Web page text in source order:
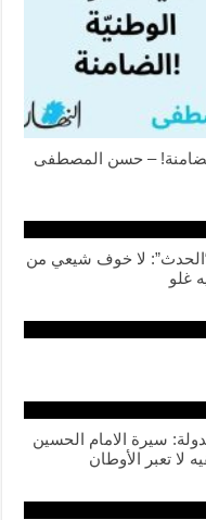
الضامنة! – حسن المصطفى
“الحدث”: لا خوف شيعي من
غلو
سيرة الامام الحسين
لا تعبر الأوطان